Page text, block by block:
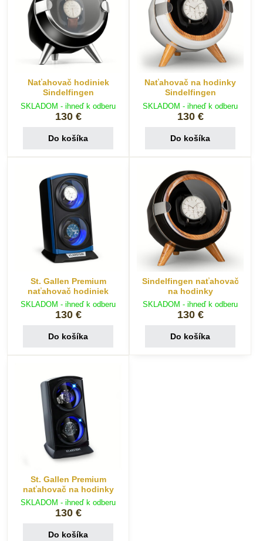
Naťahovač hodiniek
Sindelfingen
SKLADOM - ihneď k odberu
130 €
Do košíka
Naťahovač na hodinky
Sindelfingen
SKLADOM - ihneď k odberu
130 €
Do košíka
St. Gallen Premium
naťahovač hodiniek
SKLADOM - ihneď k odberu
130 €
Do košíka
Sindelfingen naťahovač
na hodinky
SKLADOM - ihneď k odberu
130 €
Do košíka
St. Gallen Premium
naťahovač na hodinky
SKLADOM - ihneď k odberu
130 €
Do košíka